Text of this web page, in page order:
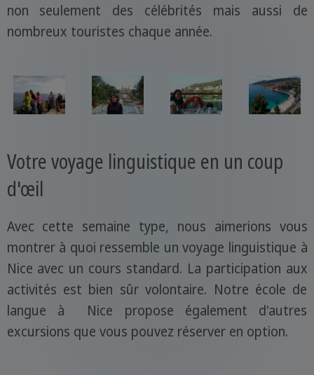
non seulement des célébrités mais aussi de
nombreux touristes chaque année.
Votre voyage linguistique en un coup
d'œil
Avec cette semaine type, nous aimerions vous
montrer à quoi ressemble un voyage linguistique à
Nice avec un cours standard. La participation aux
activités est bien sûr volontaire. Notre école de
langue à Nice propose également d'autres
excursions que vous pouvez réserver en option.